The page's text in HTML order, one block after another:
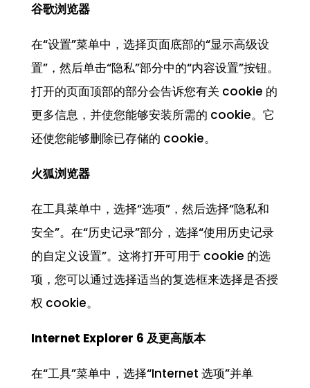
谷歌浏览器
在“设置”菜单中，选择页面底部的“显示高级设
置”，然后单击“隐私”部分中的“内容设置”按钮。
打开的页面顶部的部分会告诉您有关 cookie 的
更多信息，并使您能够安装所需的 cookie。它
还使您能够删除已存储的 cookie。
火狐浏览器
在工具菜单中，选择“选项”，然后选择“隐私和
安全”。在“历史记录”部分，选择“使用历史记录
的自定义设置”。这将打开可用于 cookie 的选
项，您可以通过选择适当的复选框来选择是否授
权 cookie。
Internet Explorer 6 及更高版本
在“工具”菜单中，选择“Internet 选项”并单